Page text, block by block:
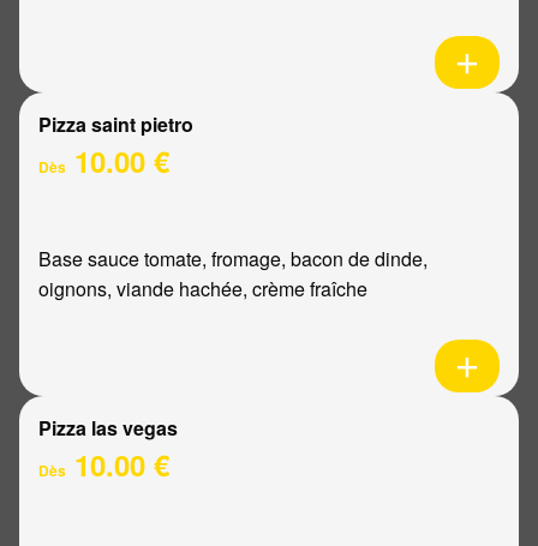
Pizza saint pietro
Dès 10.00 €
Base sauce tomate, fromage, bacon de dinde,
oignons, viande hachée, crème fraîche
Pizza las vegas
Dès 10.00 €